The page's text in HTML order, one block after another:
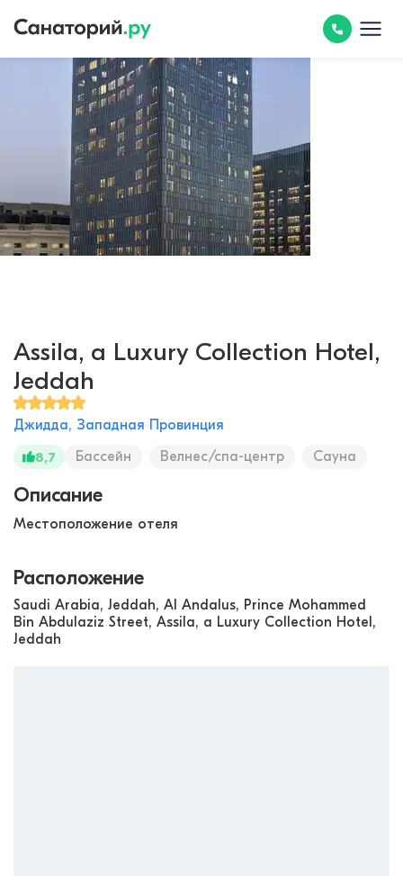
Assila, a Luxury Collection Hotel,
Jeddah
Джидда, Западная Провинция
8,7
Бассейн Велнес/спа-центр Сауна
Описание
Местоположение отеля
Расположение
Saudi Arabia, Jeddah, Al Andalus, Prince Mohammed
Bin Abdulaziz Street, Assila, a Luxury Collection Hotel,
Jeddah